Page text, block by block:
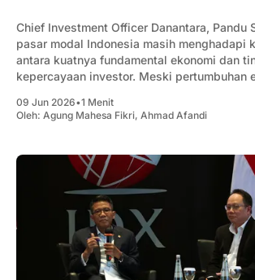
Chief Investment Officer Danantara, Pandu
pasar modal Indonesia masih menghadapi
antara kuatnya fundamental ekonomi dan
kepercayaan investor. Meski pertumbuhan
tercermin pada kinerja IHSG yang masih
Menurutnya, pergerakan pasar saat ini lebih
09 Jun 2026•1 Menit
Oleh: Agung Mahesa Fikri, Ahmad Afandi